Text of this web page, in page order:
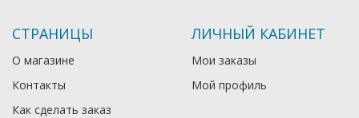
СТРАНИЦЫ
О магазине
Контакты
Как сделать заказ
ЛИЧНЫЙ КАБИНЕТ
Мои заказы
Мой профиль